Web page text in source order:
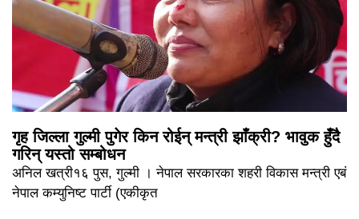
गृह जिल्ला गुल्मी पुगेर किन रोईन् मन्त्री झाँक्री? भावुक हुँदै
गरिन् यस्तो सम्बोधन
अनिल खत्री१६ पुस, गुल्मी । नेपाल सरकारका शहरी विकास मन्त्री एबं
नेपाल कम्युनिष्ट पार्टी (एकीकृत